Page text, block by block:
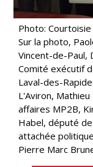
Photo:
Sur la photo,
Vincent-de-Paul,
Comité exécutif
Laval-des-
L'Aviron,
affaires MP2B,
Habel, député
attachée
Pierre Marc